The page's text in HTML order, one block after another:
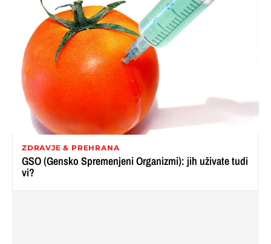
ZDRAVJE & PREHRANA
GSO (Gensko Spremenjeni Organizmi): jih uživate tudi
vi?